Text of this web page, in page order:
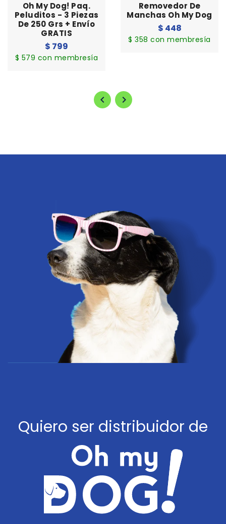
Oh My Dog! Paq.
Peluditos - 3 Piezas
De 250 Grs + Envío
GRATIS
Precio
habitual
$ 799
$ 579 con membresía
Removedor De
Manchas Oh My Dog
Precio
habitual
$ 448
$ 358 con membresía
Quiero ser distribuidor de